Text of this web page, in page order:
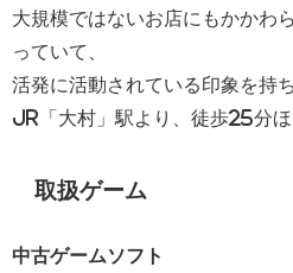
大規模ではないお店にもかかわ
っていて、
活発に活動されている印象を持ち
JR「大村」駅より、徒歩25分ほ
取扱ゲーム
中古ゲームソフト